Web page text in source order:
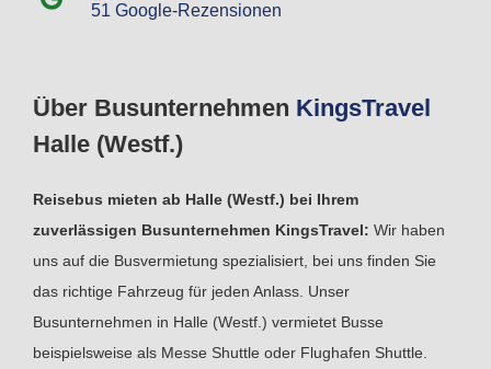
Über Busunternehmen KingsTravel
Halle (Westf.)
Reisebus mieten ab Halle (Westf.) bei Ihrem
zuverlässigen Busunternehmen KingsTravel: Wir haben
uns auf die Busvermietung spezialisiert, bei uns finden Sie
das richtige Fahrzeug für jeden Anlass. Unser
Busunternehmen in Halle (Westf.) vermietet Busse
beispielsweise als Messe Shuttle oder Flughafen Shuttle.
51 Google-Rezensionen